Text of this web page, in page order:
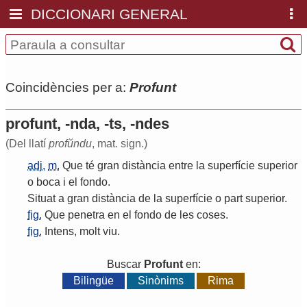
DICCIONARI GENERAL
Coincidències per a: Profunt
profunt, -nda, -ts, -ndes
(Del llatí profŭndu, mat. sign.)
adj. m. Que té gran distància entre la superfície superior
o boca i el fondo.
Situat a gran distància de la superfície o part superior.
fig. Que penetra en el fondo de les coses.
fig. Intens, molt viu.
Buscar Profunten:
Bilingüe
Sinònims Rima